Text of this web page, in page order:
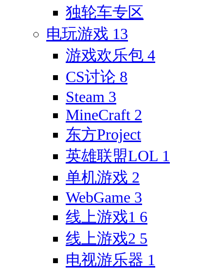
独轮车专区
电玩游戏 13
游戏欢乐包 4
CS讨论 8
Steam 3
MineCraft 2
东方Project
英雄联盟LOL 1
单机游戏 2
WebGame 3
线上游戏1 6
线上游戏2 5
电视游乐器 1